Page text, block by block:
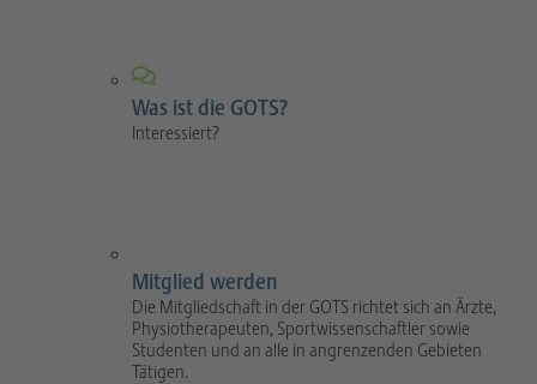
Was ist die GOTS?
Interessiert?
Mitglied werden
Die Mitgliedschaft in der GOTS richtet sich an Ärzte,
Physiotherapeuten, Sportwissenschaftler sowie
Studenten und an alle in angrenzenden Gebieten
Tätigen.